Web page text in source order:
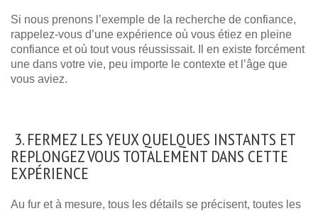
Si nous prenons l’exemple de la recherche de confiance,
rappelez-vous d’une expérience où vous étiez en pleine
confiance et où tout vous réussissait. Il en existe forcément
une dans votre vie, peu importe le contexte et l’âge que
vous aviez.
3. FERMEZ LES YEUX QUELQUES INSTANTS ET
REPLONGEZ VOUS TOTALEMENT DANS CETTE
EXPÉRIENCE
Au fur et à mesure, tous les détails se précisent, toutes les